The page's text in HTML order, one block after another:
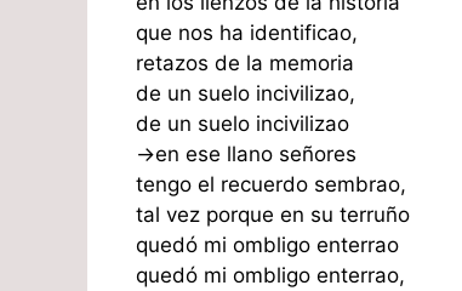
que nos ha identificao,
retazos de la memoria
de un suelo incivilizao,
de un suelo incivilizao
->en ese llano señores
tengo el recuerdo sembrao,
tal vez porque en su terruño
quedó mi ombligo enterrao
quedó mi ombligo enterrao,